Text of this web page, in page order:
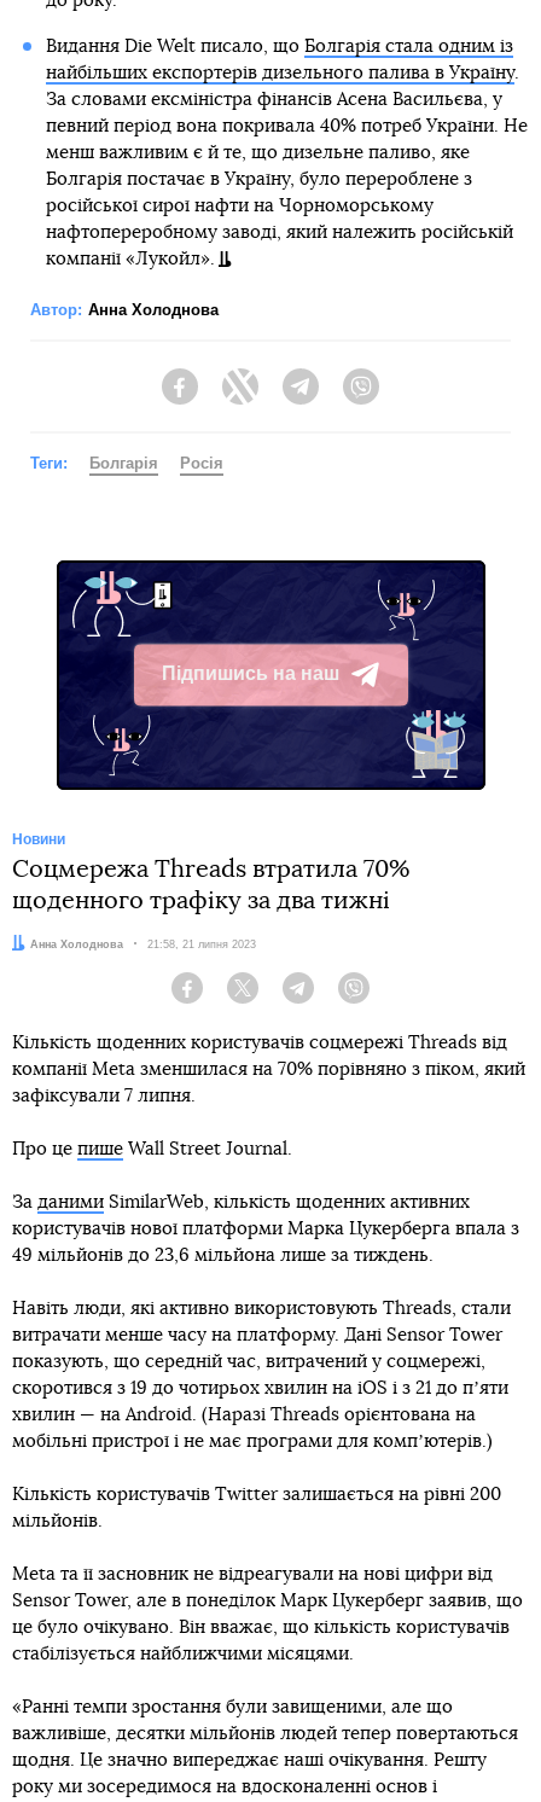
Видання Die Welt писало, що Болгарія стала одним із
найбільших експортерів дизельного палива в Україну.
За словами ексміністра фінансів Асена Васильєва, у
певний період вона покривала 40% потреб України. Не
менш важливим є й те, що дизельне паливо, яке
Болгарія постачає в Україну, було перероблене з
російської сирої нафти на Чорноморському
нафтопереробному заводі, який належить російській
компанії «Лукойл».
Автор: Анна Холоднова
FacebookTwitter Telegram
Теги: Болгарія Росія
Підпишись на наш
Telegram
Новини
Соцмережа Threads втратила 70%
щоденного трафіку за два тижні
Автор:
Анна Холоднова Дата:
21:58, 21 липня 2023
Facebook Twitter Telegram
Кількість щоденних користувачів соцмережі Threads від
компанії Meta зменшилася на 70% порівняно з піком, який
зафіксували 7 липня.
Про це пише Wall Street Journal.
За даними SimilarWeb, кількість щоденних активних
користувачів нової платформи Марка Цукерберга впала з
49 мільйонів до 23,6 мільйона лише за тиждень.
Навіть люди, які активно використовують Threads, стали
витрачати менше часу на платформу. Дані Sensor Tower
показують, що середній час, витрачений у соцмережі,
скоротився з 19 до чотирьох хвилин на iOS і з 21 до пʼяти
хвилин — на Android. (Наразі Threads орієнтована на
мобільні пристрої і не має програми для компʼютерів.)
Кількість користувачів Twitter залишається на рівні 200
мільйонів.
Meta та її засновник не відреагували на нові цифри від
Sensor Tower, але в понеділок Марк Цукерберг заявив, що
це було очікувано. Він вважає, що кількість користувачів
стабілізується найближчими місяцями.
«Ранні темпи зростання були завищеними, але що
важливіше, десятки мільйонів людей тепер повертаються
щодня. Це значно випереджає наші очікування. Решту
року ми зосередимося на вдосконаленні основ і